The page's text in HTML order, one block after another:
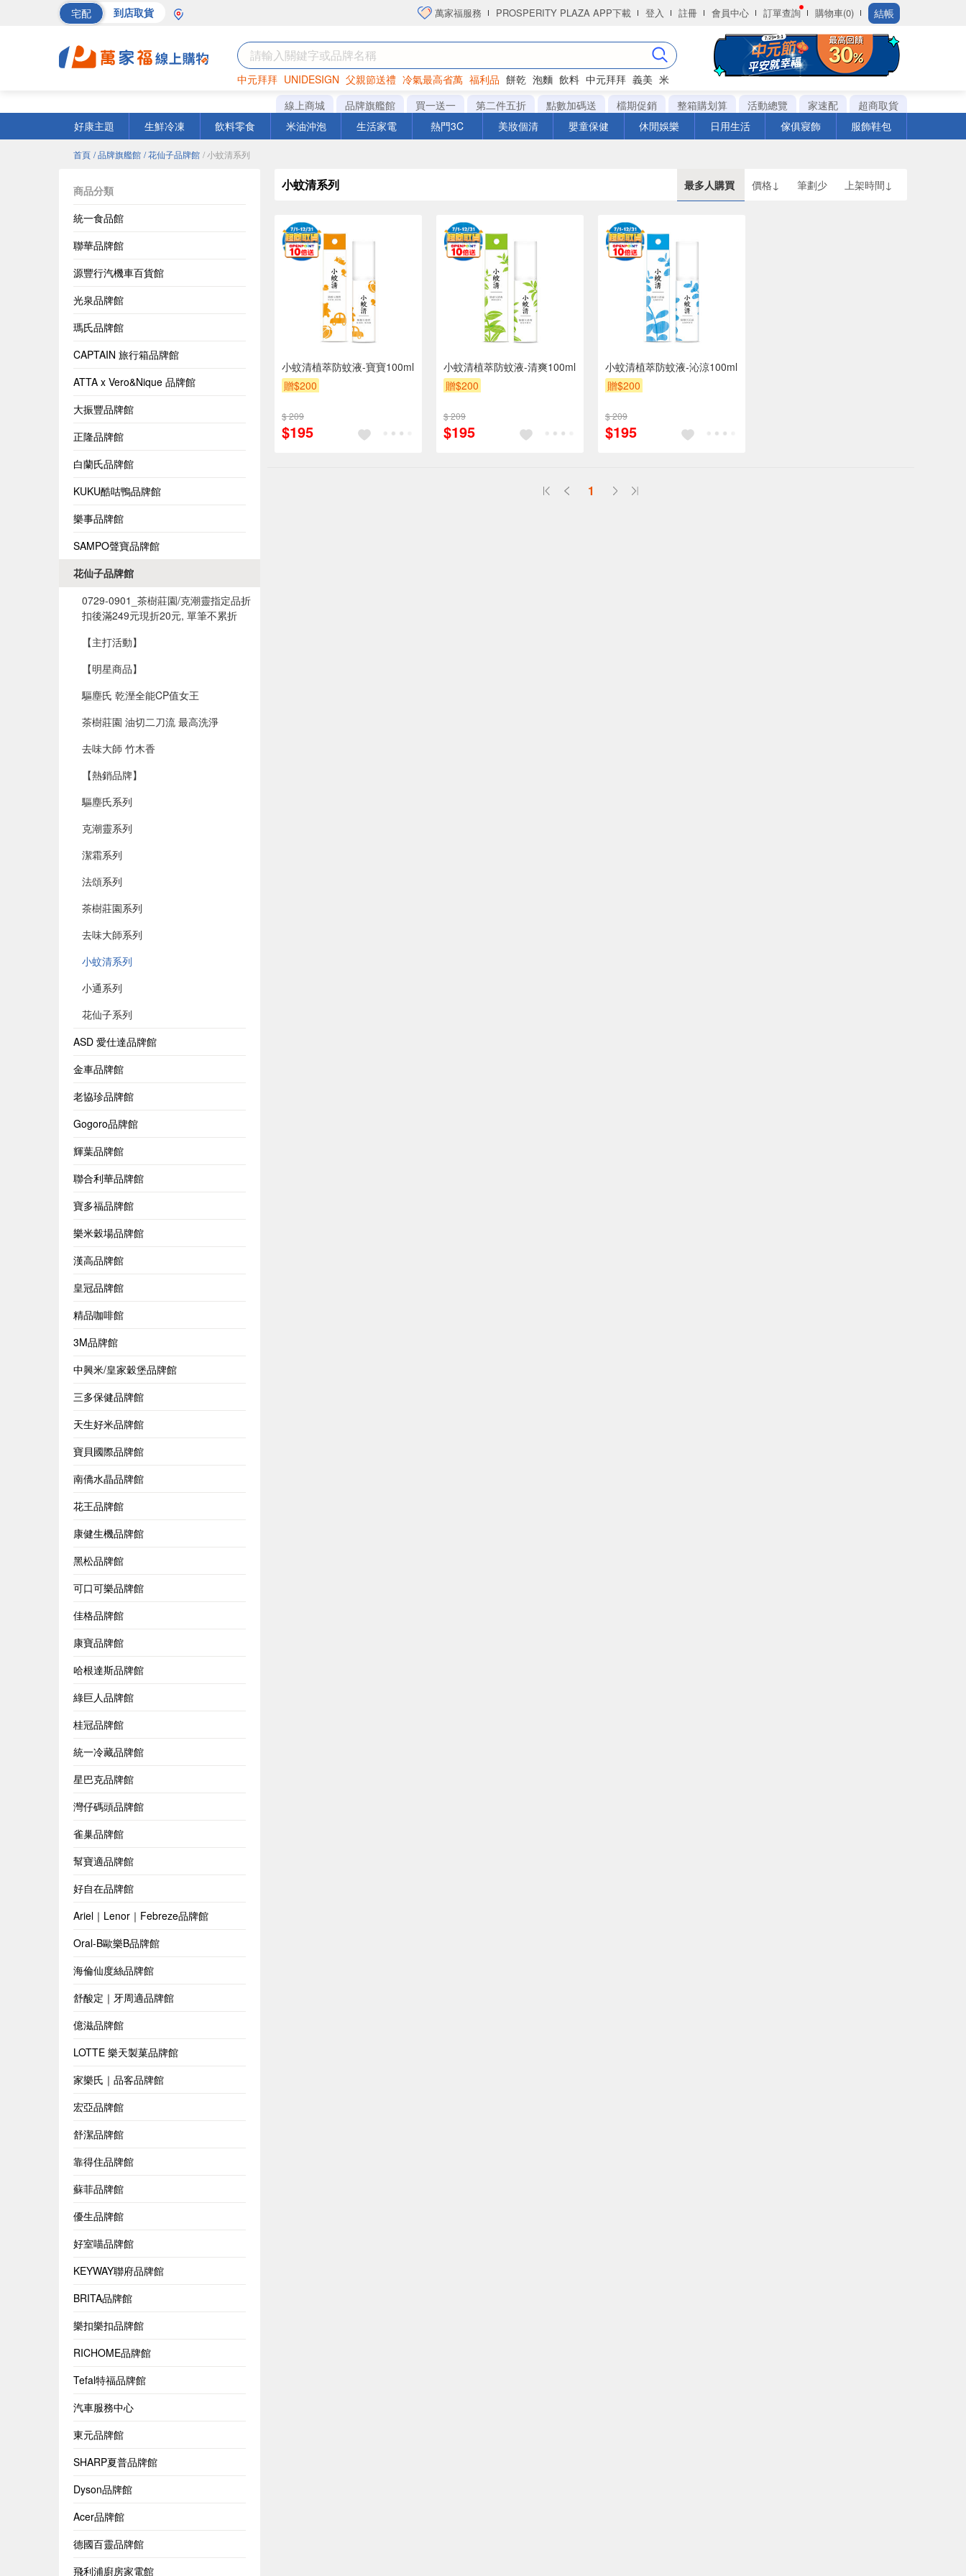
宅配 到店取貨 萬家福服務 PROSPERITY PLAZA APP下載 登入 註冊 會員中心 訂單查詢 購物車(0) 結帳
中元拜拜 UNIDESIGN 父親節送禮 冷氣最高省萬 福利品 餅乾 泡麵 飲料 中元拜拜 義美 米
巧克力 罐頭 衛生紙
線上商城 品牌旗艦館 買一送一 第二件五折 點數加碼送 檔期促銷 整箱購划算 活動總覽 家速配
超商取貨
好康主題
生鮮冷凍 飲料零食 米油沖泡 生活家電 熱門3C 美妝個清 嬰童保健 休閒娛樂 日用生活 傢俱寢飾 服飾鞋包
首頁 / 品牌旗艦館 / 花仙子品牌館 / 小蚊清系列
商品分類
統一食品館
聯華品牌館
源豐行汽機車百貨館
光泉品牌館
瑪氏品牌館
CAPTAIN 旅行箱品牌館
ATTA x Vero&Nique 品牌館
大振豐品牌館
正隆品牌館
白蘭氏品牌館
KUKU酷咕鴨品牌館
樂事品牌館
SAMPO聲寶品牌館
花仙子品牌館
0729-0901_茶樹莊園/克潮靈指定品折
扣後滿249元現折20元, 單筆不累折
【主打活動】
【明星商品】
驅塵氏 乾溼全能CP值女王
茶樹莊園 油切二刀流 最高洗淨
去味大師 竹木香
【熱銷品牌】
驅塵氏系列
克潮靈系列
潔霜系列
法頌系列
茶樹莊園系列
去味大師系列
小蚊清系列
小通系列
花仙子系列
ASD 愛仕達品牌館
金車品牌館
老協珍品牌館
Gogoro品牌館
輝葉品牌館
聯合利華品牌館
寶多福品牌館
樂米穀場品牌館
漢高品牌館
皇冠品牌館
精品咖啡館
3M品牌館
中興米/皇家穀堡品牌館
三多保健品牌館
天生好米品牌館
寶貝國際品牌館
南僑水晶品牌館
花王品牌館
康健生機品牌館
黑松品牌館
可口可樂品牌館
佳格品牌館
康寶品牌館
哈根達斯品牌館
綠巨人品牌館
桂冠品牌館
統一冷藏品牌館
星巴克品牌館
灣仔碼頭品牌館
雀巢品牌館
幫寶適品牌館
好自在品牌館
Ariel｜Lenor｜Febreze品牌館
Oral-B歐樂B品牌館
海倫仙度絲品牌館
舒酸定｜牙周適品牌館
億滋品牌館
LOTTE 樂天製菓品牌館
家樂氏｜品客品牌館
宏亞品牌館
舒潔品牌館
靠得住品牌館
蘇菲品牌館
優生品牌館
好室喵品牌館
KEYWAY聯府品牌館
BRITA品牌館
樂扣樂扣品牌館
RICHOME品牌館
Tefal特福品牌館
汽車服務中心
東元品牌館
SHARP夏普品牌館
Dyson品牌館
Acer品牌館
德國百靈品牌館
飛利浦廚房家電館
小蚊清系列 最多人購買 價格↓ 筆劃少 上架時間↓
小蚊清植萃防蚊液-寶寶100ml
贈$200
$ 209
$195
小蚊清植萃防蚊液-清爽100ml
贈$200
$ 209
$195
小蚊清植萃防蚊液-沁涼100ml
贈$200
$ 209
$195
1